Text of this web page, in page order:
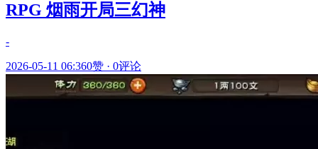
RPG 烟雨开局三幻神
-
2026-05-11 06:360赞 · 0评论